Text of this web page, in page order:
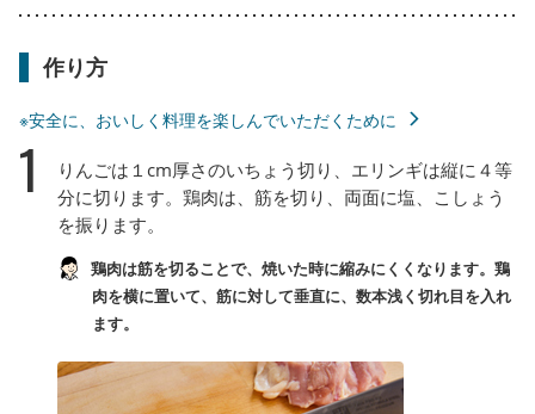
作り方
※安全に、おいしく料理を楽しんでいただくために
1
りんごは１cm厚さのいちょう切り、エリンギは縦に４等
分に切ります。鶏肉は、筋を切り、両面に塩、こしょう
を振ります。
鶏肉は筋を切ることで、焼いた時に縮みにくくなります。鶏
肉を横に置いて、筋に対して垂直に、数本浅く切れ目を入れ
ます。